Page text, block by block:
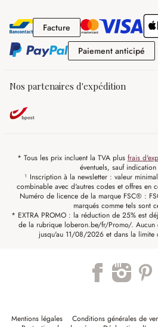
FactureFacture
Paiement anticipé
Nos partenaires d'expédition
* Tous les prix incluent la TVA plus frais
éventuels, sauf
¹ Inscription à la newsletter : valeur
combinable avec d'autres codes et offres en
Numéro de licence de la marque FSC® :
marqués comme tels sont
* EXTRA PROMO : la réduction de 25% est
de la rubrique loberon.be/fr/Promo/. Aucun
jusqu'au 11/08/2026 et dans la limite
Mentions légales Conditions générales de